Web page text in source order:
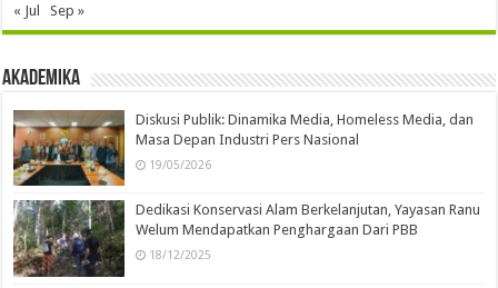
« Jul
Sep »
Akademika
Diskusi Publik: Dinamika Media, Homeless Media, dan
Masa Depan Industri Pers Nasional
19/05/2026
Dedikasi Konservasi Alam Berkelanjutan, Yayasan Ranu
Welum Mendapatkan Penghargaan Dari PBB
18/12/2025